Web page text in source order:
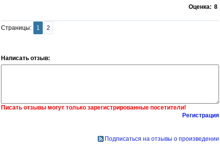
Оценка: 8
Страницы: 1 2
Написать отзыв:
Писать отзывы могут только зарегистрированные посетители!
Регистрация
Подписаться на отзывы о произведении